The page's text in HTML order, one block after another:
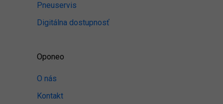
Pneuservis
Digitálna dostupnosť
Oponeo
O nás
Kontakt